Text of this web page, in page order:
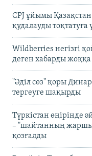
CPJ ұйымы
қудалауды тоқтатуға
Wildberries негізгі
деген хабарды
"Әділ сөз" қоры
тергеуге шақырды
Түркістан өңірінде
– "шайтанның
қозғалды